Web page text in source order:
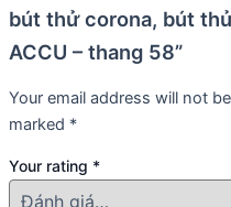
bút thử corona, bút
ACCU – thang 58”
Your email address will not
marked *
Your rating *